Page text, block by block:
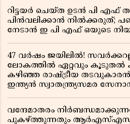
റിട്ടയർ ചെയ്ത ഉടൻ പി
പിൻവലിക്കാൻ നിൽക്കരുത്;
നേടാൻ ഇ പി എഫ് ഒയുടെ
47 വർഷം ജയിലിൽ!
ലോകത്തിൽ ഏറ്റവും കൂടുതൽ
കഴിഞ്ഞ രാഷ്ട്രീയ തടവുകാരൻ
ഇന്ത്യൻ സ്വാതന്ത്ര്യസമര
വന്ദേമാതരം
പുകഴ്ത്തുന്നതും